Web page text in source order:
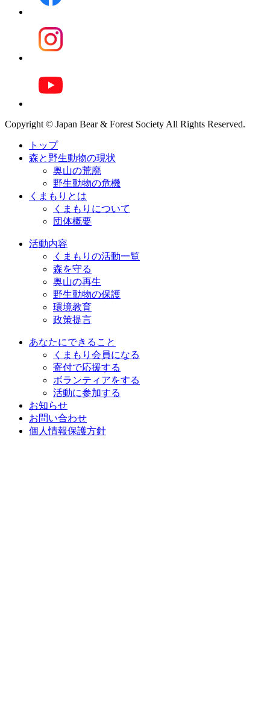
Copyright © Japan Bear & Forest Society All Rights Reserved.
トップ
森と野生動物の現状
奥山の荒廃
野生動物の危機
くまもりとは
くまもりについて
団体概要
活動内容
くまもりの活動一覧
森を守る
奥山の再生
野生動物の保護
環境教育
政策提言
あなたにできること
くまもり会員になる
寄付で応援する
ボランティアをする
活動に参加する
お知らせ
お問い合わせ
個人情報保護方針